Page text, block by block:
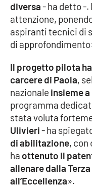
Politica
Sanità
Società
Sport
RUBRICHE
Good Morning
Parchi Marini
diversa- ha detto -.
attenzione,
aspiranti tecnici di
di
Il progetto pilota
carcere di Paola,
nazionale insieme
programma
stata voluta
Ulivieri- ha
di abilitazione, con
ha ottenuto il
allenare dalla
all’Eccellenza».